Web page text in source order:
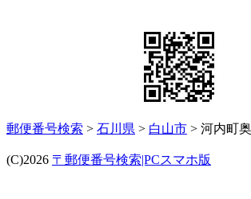
郵便番号検索 > 石川県 > 白山市 > 河内町
(C)2026 〒郵便番号検索|PCスマホ版